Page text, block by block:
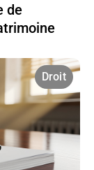
de
Droit